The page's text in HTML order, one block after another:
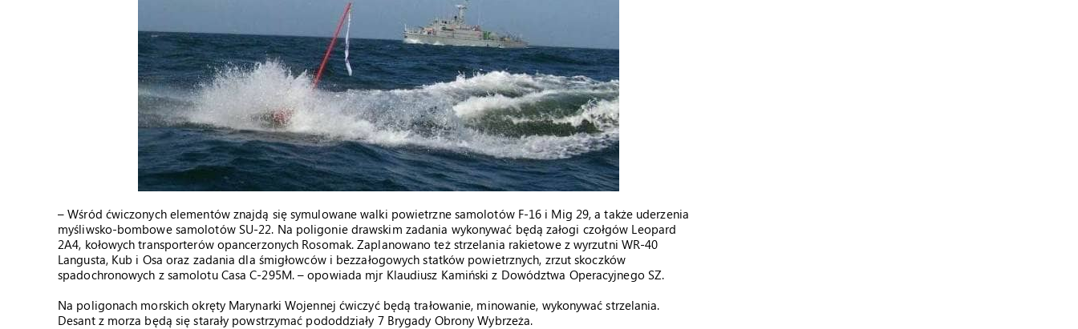
– Wśród ćwiczonych elementów znajdą się symulowane walki powietrzne samolotów F-16 i Mig 29, a także uderzenia
myśliwsko-bombowe samolotów SU-22. Na poligonie drawskim zadania wykonywać będą załogi czołgów Leopard
2A4, kołowych transporterów opancerzonych Rosomak. Zaplanowano też strzelania rakietowe z wyrzutni WR-40
Langusta, Kub i Osa oraz zadania dla śmigłowców i bezzałogowych statków powietrznych, zrzut skoczków
spadochronowych z samolotu Casa C-295M. – opowiada mjr Klaudiusz Kamiński z Dowództwa Operacyjnego SZ.
Na poligonach morskich okręty Marynarki Wojennej ćwiczyć będą trałowanie, minowanie, wykonywać strzelania.
Desant z morza będą się starały powstrzymać pododdziały 7 Brygady Obrony Wybrzeża.